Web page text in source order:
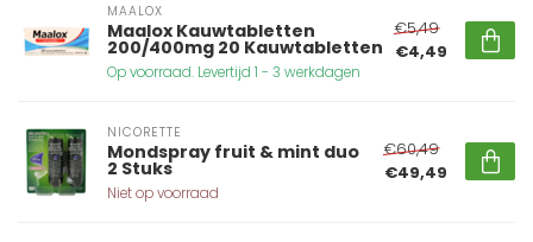
MAALOX
Maalox Kauwtabletten
200/400mg 20 Kauwtabletten
Op voorraad. Levertijd 1 - 3 werkdagen
€5,49
€4,49
NICORETTE
Mondspray fruit & mint duo
2 Stuks
Niet op voorraad
€60,49
€49,49